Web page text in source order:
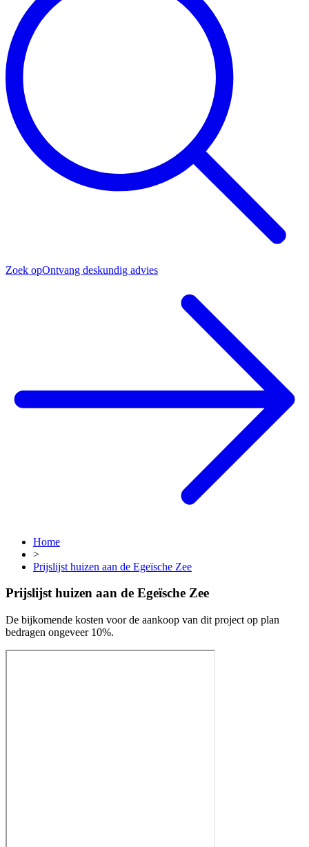
Zoek opOntvang deskundig advies
Home
>
Prijslijst huizen aan de Egeïsche Zee
Prijslijst huizen aan de Egeïsche Zee
De bijkomende kosten voor de aankoop van dit project op plan
bedragen ongeveer 10%.